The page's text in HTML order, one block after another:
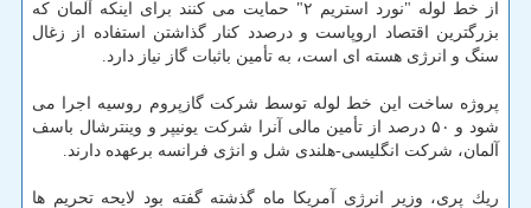
از خط لوله "نورد استریم ۲" حمایت می كنند برای اینكه آلمان كه
بزرگترین اقتصاد اروپاست و درصدد كنار گذاشتن استفاده از زغال
سنگ و انرژی هسته ای است، به تأمین باثبات گاز نیاز دارد.
پروژه ساخت این خط لوله توسط شركت گازپروم روسیه اجرا می
شود و ۵۰ درصد از تأمین مالی آنرا شركت یونیپر و وینترشال باسف
آلمان، شركت انگلیسی-هلندی شل و انژی فرانسه برعهده دارند.
ریك پری، وزیر انرژی آمریكا ماه گذشته گفته بود لایحه تحریم ها